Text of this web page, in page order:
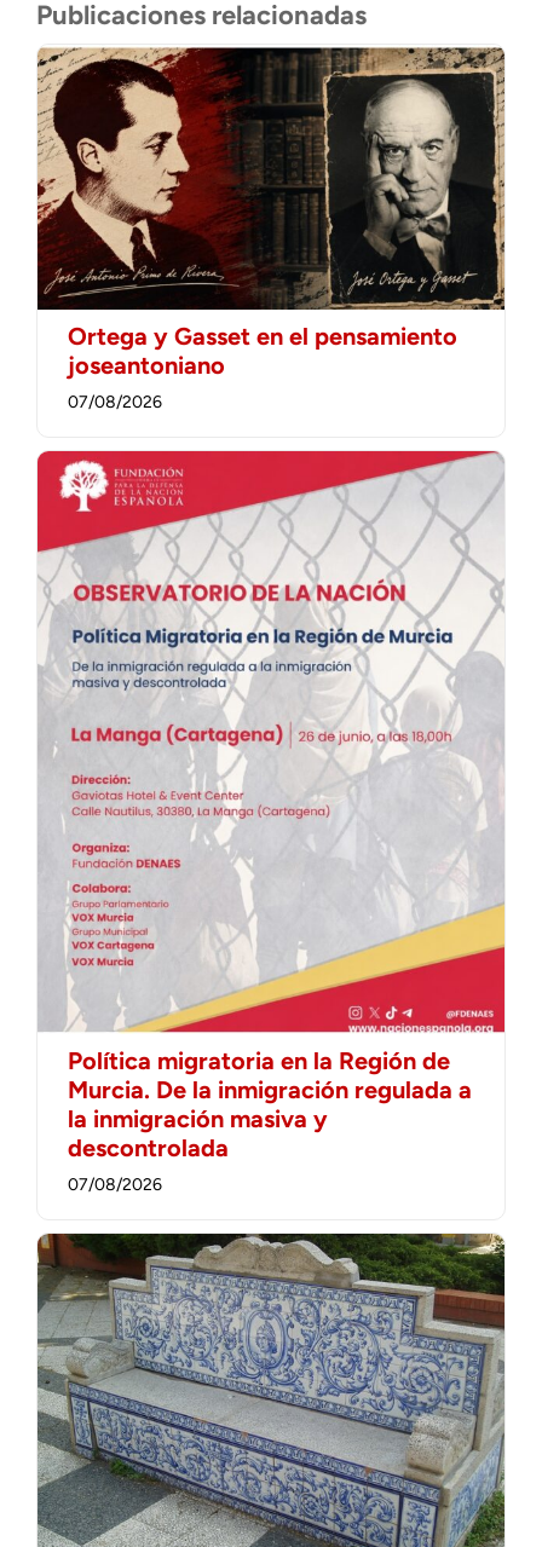
Publicaciones relacionadas
Ortega y Gasset en el pensamiento
joseantoniano
07/08/2026
Política migratoria en la Región de
Murcia. De la inmigración regulada a
la inmigración masiva y
descontrolada
07/08/2026